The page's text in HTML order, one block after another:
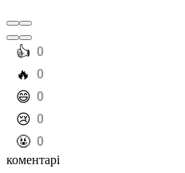
️👍 0
️🔥 0
️😄 0
️😢 0
️🤬 0
коментарі